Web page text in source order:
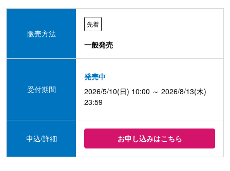
販売方法
先着
一般発売
受付期間
発売中
2026/5/10(日) 10:00 ～ 2026/8/13(木)
23:59
申込/詳細 お申し込みはこちら